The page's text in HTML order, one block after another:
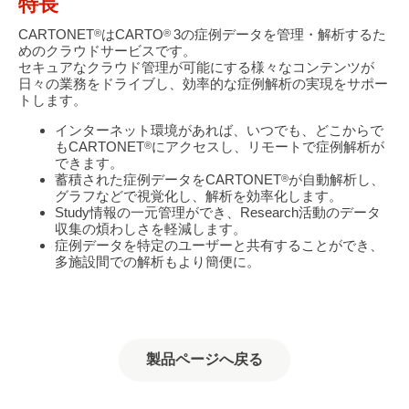
CARTONET®はCARTO® 3の症例データを管理・解析するた
めのクラウドサービスです。
セキュアなクラウド管理が可能にする様々なコンテンツが
日々の業務をドライブし、効率的な症例解析の実現をサポー
トします。
インターネット環境があれば、いつでも、どこからで
もCARTONET®にアクセスし、リモートで症例解析が
できます。
蓄積された症例データをCARTONET®が自動解析し、
グラフなどで視覚化し、解析を効率化します。
Study情報の一元管理ができ、Research活動のデータ
収集の煩わしさを軽減します。
症例データを特定のユーザーと共有することができ、
多施設間での解析もより簡便に。
製品ページへ戻る